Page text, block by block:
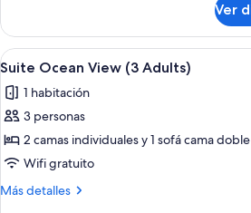
Adults
and
1
child)
Ocean
View
(3
and
Ver
Ver
todas
las
fotos
de
Suite
Ocean
5
Suite Ocean View (3 Adults)
1 habitación
3 personas
2 camas individuales y 1 sofá cama doble
Wifi gratuito
Más detalles
Más